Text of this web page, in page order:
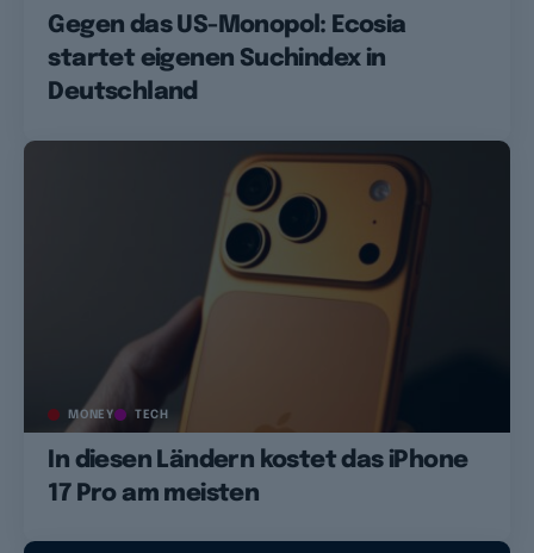
Gegen das US-Monopol: Ecosia
startet eigenen Suchindex in
Deutschland
MONEY TECH
In diesen Ländern kostet das iPhone
17 Pro am meisten